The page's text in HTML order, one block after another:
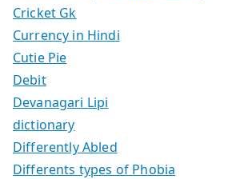
Cricket Gk
Currency in Hindi
Cutie Pie
Debit
Devanagari Lipi
dictionary
Differently Abled
Differents types of Phobia